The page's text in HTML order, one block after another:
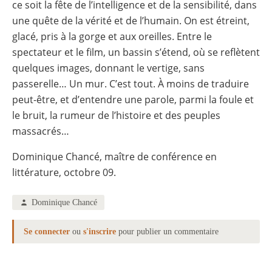
ce soit la fête de l’intelligence et de la sensibilité, dans
une quête de la vérité et de l’humain. On est étreint,
glacé, pris à la gorge et aux oreilles. Entre le
spectateur et le film, un bassin s’étend, où se reflètent
quelques images, donnant le vertige, sans
passerelle… Un mur. C’est tout. À moins de traduire
peut-être, et d’entendre une parole, parmi la foule et
le bruit, la rumeur de l’histoire et des peuples
massacrés…
Dominique Chancé, maître de conférence en
littérature, octobre 09.
Dominique Chancé
Se connecter ou s'inscrire pour publier un commentaire